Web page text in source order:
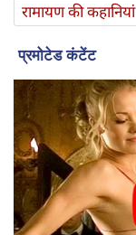
रामायण की कहानियां